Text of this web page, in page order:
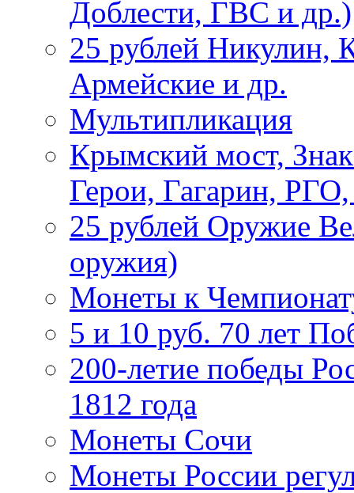
Доблести, ГВС и др.)
25 рублей Никулин,
Армейские и др.
Мультипликация
Крымский мост,
Герои, Гагарин,
25 рублей Оружие
оружия)
Монеты к
5 и 10 руб. 70 лет
200-летие победы
1812 года
Монеты Сочи
Монеты России